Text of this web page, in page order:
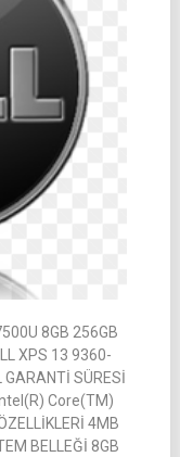
8GB 256GB
XPS 13 9360-
SÜRESİ
Core(TM)
4MB
BELLEĞİ 8GB